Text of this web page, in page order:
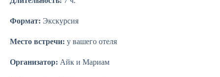
Формат: Экскурсия
Место встречи: у вашего отеля
Организатор: Айк и Мариам